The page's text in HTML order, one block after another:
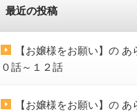
最近の投稿
【お嬢様をお願い】の あ
０話～１２話
【お嬢様をお願い】の あ